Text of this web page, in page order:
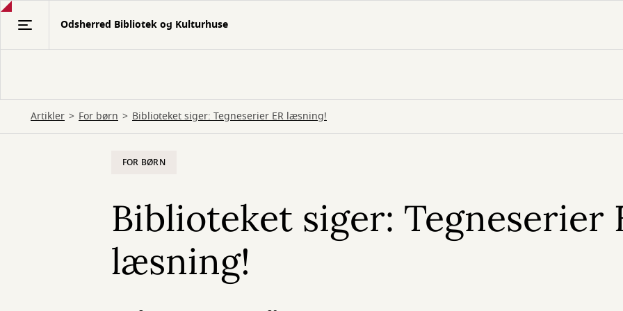
Gå
Odsherred Bibliotek og Kulturhuse
Artikler For børn Biblioteket siger: Tegneserier ER læsning!
FOR BØRN
Biblioteket siger: Tegneserier
læsning!